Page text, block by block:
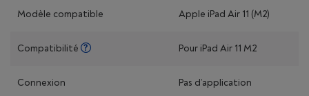
Modèle compatible Apple iPad Air 11 (M2)
Compatibilité Pour iPad Air 11 M2
Connexion Pas d’application